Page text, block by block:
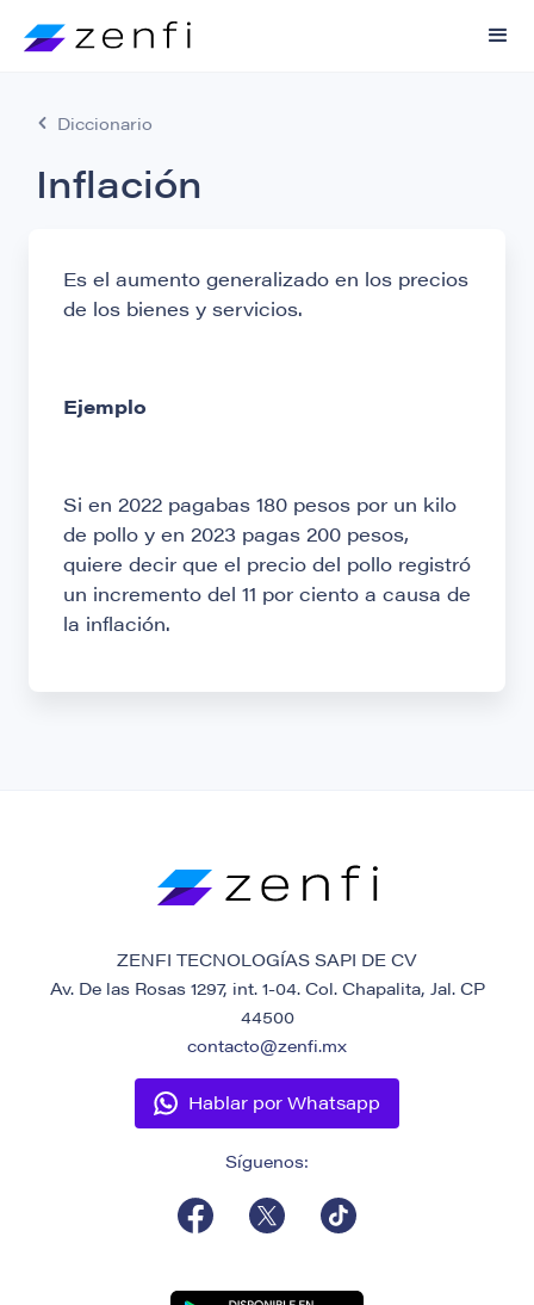
Diccionario
Inflación
Es el aumento generalizado en los precios
de los bienes y servicios.
Ejemplo
Si en 2022 pagabas 180 pesos por un kilo
de pollo y en 2023 pagas 200 pesos,
quiere decir que el precio del pollo registró
un incremento del 11 por ciento a causa de
la inflación.
ZENFI TECNOLOGÍAS SAPI DE CV
Av. De las Rosas 1297, int. 1-04. Col. Chapalita, Jal. CP
44500
contacto@zenfi.mx
Hablar por Whatsapp
Síguenos: